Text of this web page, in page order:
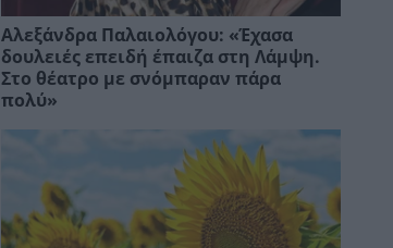
Αλεξάνδρα Παλαιολόγου: «Έχασα
δουλειές επειδή έπαιζα στη Λάμψη.
Στο θέατρο με σνόμπαραν πάρα
πολύ»